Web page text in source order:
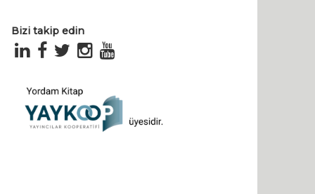
Bizi takip edin